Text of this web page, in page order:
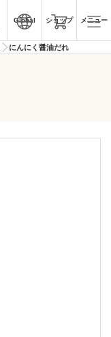
Global ショップ メニュー
にんにく醤油だれ